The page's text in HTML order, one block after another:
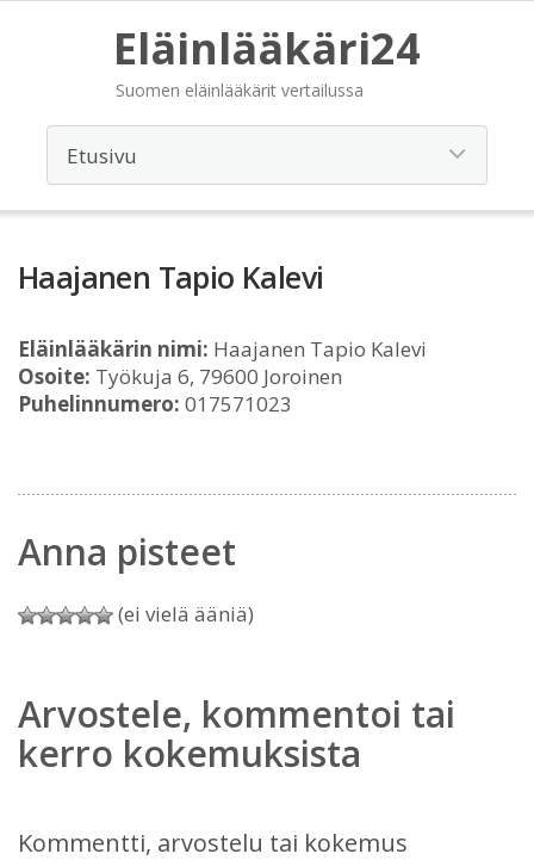
Eläinlääkäri24
Suomen eläinlääkärit vertailussa
Haajanen Tapio Kalevi
Eläinlääkärin nimi: Haajanen Tapio Kalevi
Osoite: Työkuja 6, 79600 Joroinen
Puhelinnumero: 017571023
Anna pisteet
(ei vielä ääniä)
Arvostele, kommentoi tai
kerro kokemuksista
Kommentti, arvostelu tai kokemus